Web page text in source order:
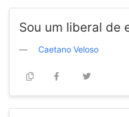
Sou um liberal de
Caetano Veloso